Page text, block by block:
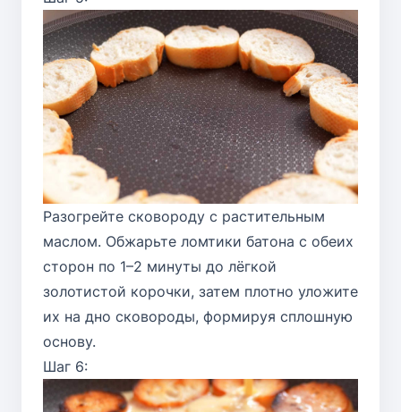
Разогрейте сковороду с растительным
маслом. Обжарьте ломтики батона с обеих
сторон по 1–2 минуты до лёгкой
золотистой корочки, затем плотно уложите
их на дно сковороды, формируя сплошную
основу.
Шаг 6: